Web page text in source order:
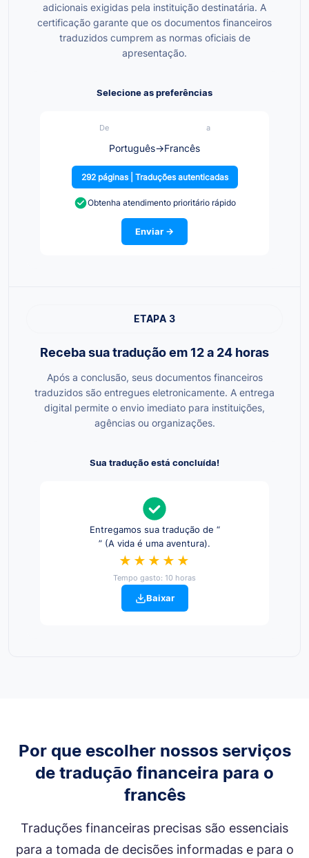
adicionais exigidas pela instituição destinatária. A
certificação garante que os documentos financeiros
traduzidos cumprem as normas oficiais de
apresentação.
Selecione as preferências
De a
Português→Francês
292 páginas | Traduções autenticadas
Obtenha atendimento prioritário rápido
Enviar →
ETAPA 3
Receba sua tradução em 12 a 24 horas
Após a conclusão, seus documentos financeiros
traduzidos são entregues eletronicamente. A entrega
digital permite o envio imediato para instituições,
agências ou organizações.
Sua tradução está concluída!
Entregamos sua tradução de “
” (A vida é uma aventura).
★★★★★
Tempo gasto: 10 horas
Baixar
Por que escolher nossos serviços
de tradução financeira para o
francês
Traduções financeiras precisas são essenciais
para a tomada de decisões informadas e para o